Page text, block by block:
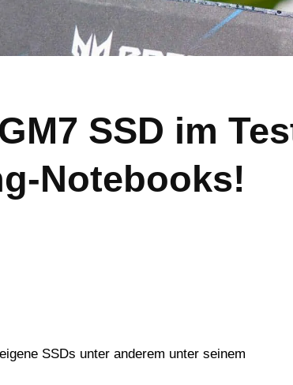
SSD im
Notebooks!
SSDs unter anderem unter seinem